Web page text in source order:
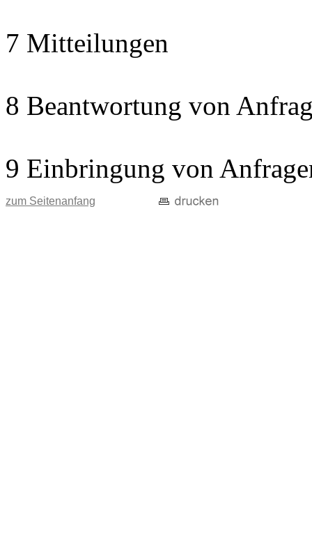
7 Mitteilungen
8 Beantwortung von
9 Einbringung von
zum Seitenanfang